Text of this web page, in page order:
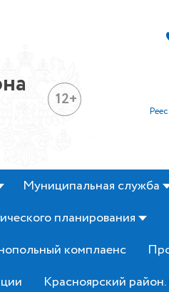
12+
Муниципальная служба
планирования
комплаенс
Красноярский